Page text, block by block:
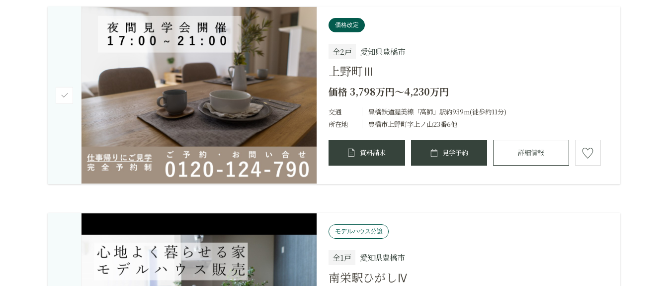
価格改定
全2戸 愛知県豊橋市
上野町Ⅲ
価格 3,798万円～4,230万円
交通
豊橋鉄道渥美線「高師」駅約939m(徒歩約11分)
所在地
豊橋市上野町字上ノ山23番6他
資料請求 見学予約 詳細情報
モデルハウス分譲
全1戸 愛知県豊橋市
南栄駅ひがしⅣ